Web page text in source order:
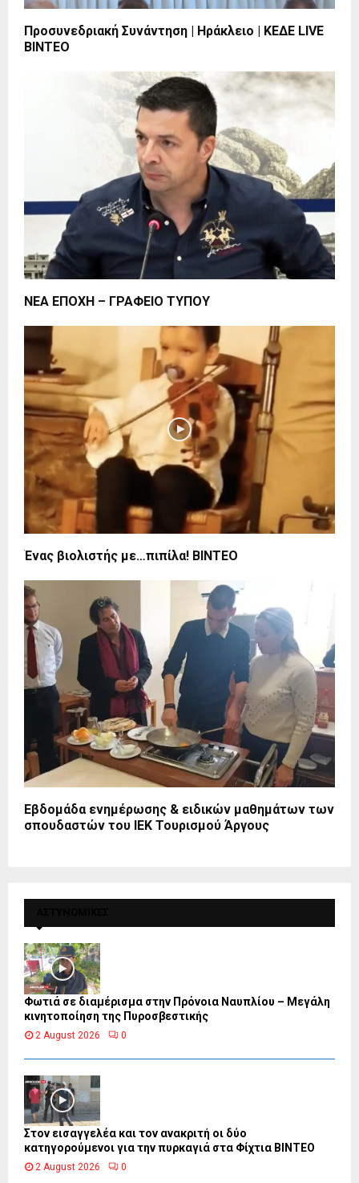
Προσυνεδριακή Συνάντηση | Ηράκλειο | ΚΕΔΕ LIVE
BINTEO
ΝΕΑ ΕΠΟΧΗ – ΓΡΑΦΕΙΟ ΤΥΠΟΥ
Ένας βιολιστής με…πιπίλα! ΒΙΝΤΕΟ
Εβδομάδα ενημέρωσης & ειδικών μαθημάτων των
σπουδαστών του ΙΕΚ Τουρισμού Άργους
Φωτιά σε διαμέρισμα στην Πρόνοια Ναυπλίου – Μεγάλη
κινητοποίηση της Πυροσβεστικής
2 August 2026 0
Στον εισαγγελέα και τον ανακριτή οι δύο
κατηγορούμενοι για την πυρκαγιά στα Φίχτια ΒΙΝΤΕΟ
2 August 2026 0